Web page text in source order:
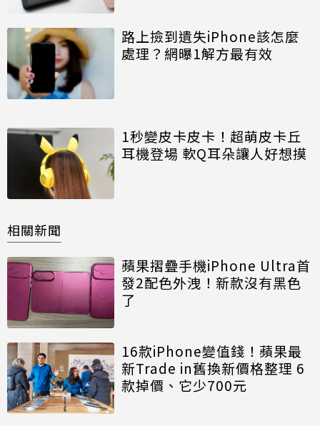
路上撿到遺失iPhone該怎麼
處理？網曝1解方最有效
1秒變皮卡皮卡！超萌皮卡丘
耳機登場 軟Q耳朵讓人好想摸
相關新聞
蘋果摺疊手機iPhone Ultra首
發2配色外洩！新款沒有黑色
了
16款iPhone變值錢！蘋果最
新Trade in舊換新價格整理 6
款掉價、它少700元